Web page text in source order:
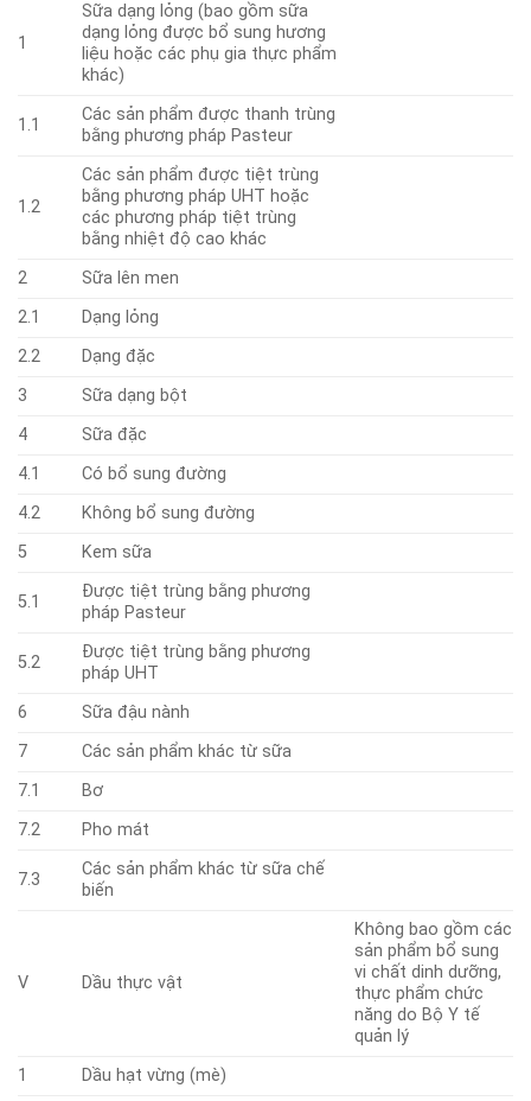
1
Sữa dạng lỏng (bao gồm sữa
dạng lỏng được bổ sung hương
liệu hoặc các phụ gia thực phẩm
khác)
1.1
Các sản phẩm được thanh trùng
bằng phương pháp Pasteur
1.2
Các sản phẩm được tiệt trùng
bằng phương pháp UHT hoặc
các phương pháp tiệt trùng
bằng nhiệt độ cao khác
2
Sữa lên men
2.1
Dạng lỏng
2.2
Dạng đặc
3
Sữa dạng bột
4
Sữa đặc
4.1
Có bổ sung đường
4.2
Không bổ sung đường
5
Kem sữa
5.1
Được tiệt trùng bằng phương
pháp Pasteur
5.2
Được tiệt trùng bằng phương
pháp UHT
6
Sữa đậu nành
7
Các sản phẩm khác từ sữa
7.1
Bơ
7.2
Pho mát
7.3
Các sản phẩm khác từ sữa chế
biến
V Dầu thực vật
Không bao gồm các
sản phẩm bổ sung
vi chất dinh dưỡng,
thực phẩm chức
năng do Bộ Y tế
quản lý
1
Dầu hạt vừng (mè)